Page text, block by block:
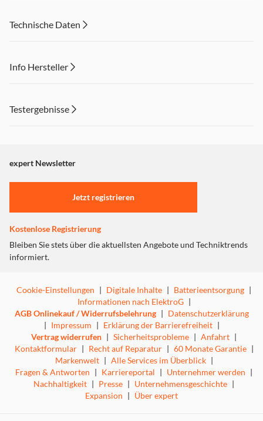
Tablet oder anderen Bluetooth-Quellen. Dies ist ein
Tischlautsprecher der sich optimal für die eigenen „Vier-
Wände“ eignet. Zum Beispiel als stylischer Nacht- oder
Durch den integrierten USB-Ausgang ist mit dem Kabel
das Laden von Tablet, Smartphones oder vielem mehr
möglich. Zudem können Sie die Musik über einen AUX-
Eingang am Gerät abspielen. Good to know: Zwei
„Stockholm“ können zu einem Stereo-Paar verbunden
Hochwertige Glasplatte
Leistung: 2x15 Watt + 35 Watt Subwoofer
Bluetooth Wireless Streaming
Technische Daten
Info Hersteller
angezeigt. Um diesen Inhalt anzuzeigen aktivieren Sie bitte
"Marketing".
Testergebnisse
expert Newsletter
Jetzt registrieren
Kostenlose Registrierung
Bleiben Sie stets über die aktuellsten Angebote und Techniktrends
informiert.
Cookie-Einstellungen | Digitale Inhalte | Batterieentsorgung |
Informationen nach ElektroG |
AGB Onlinekauf / Widerrufsbelehrung | Datenschutzerklärung
| Impressum | Erklärung der Barrierefreiheit |
Vertrag widerrufen | Sicherheitsprobleme | Anfahrt |
Kontaktformular | Recht auf Reparatur | 60 Monate Garantie |
Markenwelt | Alle Services im Überblick |
Fragen & Antworten | Karriereportal | Unternehmer werden |
Nachhaltigkeit | Presse | Unternehmensgeschichte |
Expansion | Über expert